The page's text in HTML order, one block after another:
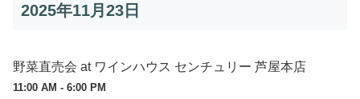
2025年11月23日
野菜直売会 at ワインハウス センチュリー 芦屋本店
11:00 AM - 6:00 PM